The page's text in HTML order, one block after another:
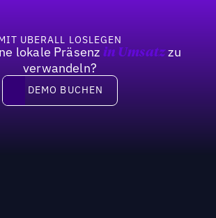
UBERALL LOSLEGEN
lokale Präsenz in Umsatzzu
verwandeln?
DEMO BUCHEN
DEMO BUCHEN